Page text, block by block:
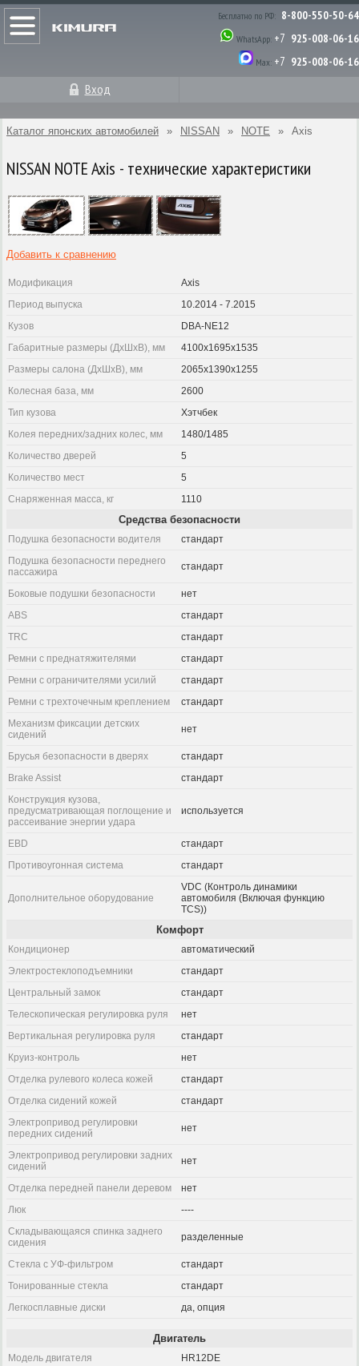
Бесплатно по РФ: 8-800-550-50-64
WhatsApp: +7 925-008-06-16
Max: +7 925-008-06-16
Вход
Каталог японских автомобилей » NISSAN » NOTE » Axis
NISSAN NOTE Axis - технические характеристики
Добавить к сравнению
Модификация
Axis
Период выпуска
10.2014 - 7.2015
Кузов
DBA-NE12
Габаритные размеры (ДхШхВ), мм
4100x1695x1535
Размеры салона (ДхШхВ), мм
2065x1390x1255
Колесная база, мм
2600
Тип кузова
Хэтчбек
Колея передних/задних колес, мм
1480/1485
Количество дверей
5
Количество мест
5
Снаряженная масса, кг
1110
Средства безопасности
Подушка безопасности водителя
стандарт
Подушка безопасности переднего
пассажира
стандарт
Боковые подушки безопасности
нет
ABS
стандарт
TRC
стандарт
Ремни с преднатяжителями
стандарт
Ремни с ограничителями усилий
стандарт
Ремни с трехточечным креплением
стандарт
Механизм фиксации детских
сидений
нет
Брусья безопасности в дверях
стандарт
Brake Assist
стандарт
Конструкция кузова,
предусматривающая поглощение и
рассеивание энергии удара
используется
EBD
стандарт
Противоугонная система
стандарт
Дополнительное оборудование
VDC (Контроль динамики
автомобиля (Включая функцию
TCS))
Комфорт
Кондиционер
автоматический
Электростеклоподъемники
стандарт
Центральный замок
стандарт
Телескопическая регулировка руля
нет
Вертикальная регулировка руля
стандарт
Круиз-контроль
нет
Отделка рулевого колеса кожей
стандарт
Отделка сидений кожей
стандарт
Электропривод регулировки
передних сидений
нет
Электропривод регулировки задних
сидений
нет
Отделка передней панели деревом
нет
Люк
----
Складывающаяся спинка заднего
сидения
разделенные
Стекла с УФ-фильтром
стандарт
Тонированные стекла
стандарт
Легкосплавные диски
да, опция
Двигатель
Модель двигателя
HR12DE